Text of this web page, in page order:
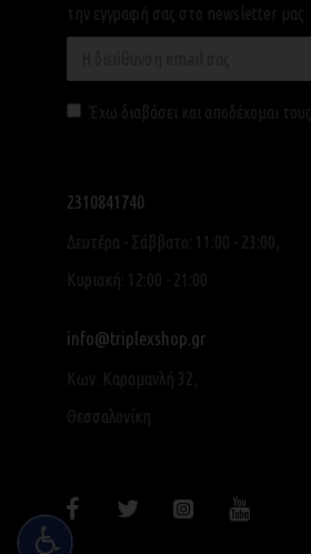
την εγγραφή σας στο newsletter μας
Έχω διαβάσει και αποδέχομαι τους
2310841740
Δευτέρα - Σάββατο: 11:00 - 23:00,
Κυριακή: 12:00 - 21:00
info@triplexshop.gr
Κων. Καραμανλή 32,
Θεσσαλονίκη